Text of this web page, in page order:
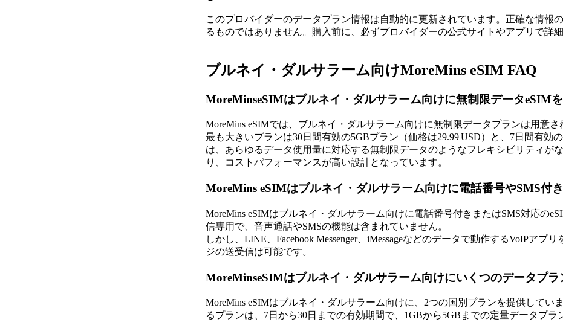
このプロバイダーのデータプラン情報は自動的に更新されています。正確な情報
るものではありません。購入前に、必ずプロバイダーの公式サイトやアプリで詳
ブルネイ・ダルサラーム向けMoreMins eSIM FAQ
MoreMinseSIMはブルネイ・ダルサラーム向けに無制限データeSIM
MoreMins eSIMでは、ブルネイ・ダルサラーム向けに無制限データプランは用意
最も大きいプランは30日間有効の5GBプラン（価格は29.99 USD）と、7日間有効
は、あらゆるデータ使用量に対応する無制限データのようなフレキシビリティが
り、コストパフォーマンスが高い設計となっています。
MoreMins eSIMはブルネイ・ダルサラーム向けに電話番号やSMS付
MoreMins eSIMはブルネイ・ダルサラーム向けに電話番号付きまたはSMS対応の
信専用で、音声通話やSMSの機能は含まれていません。
しかし、LINE、Facebook Messenger、iMessageなどのデータで動作するVoIPアプ
ジの送受信は可能です。
MoreMinseSIMはブルネイ・ダルサラーム向けにいくつのデータプラ
MoreMins eSIMはブルネイ・ダルサラーム向けに、2つの国別プランを提供して
るプランは、7日から30日までの有効期間で、1GBから5GBまでの定量データプラ